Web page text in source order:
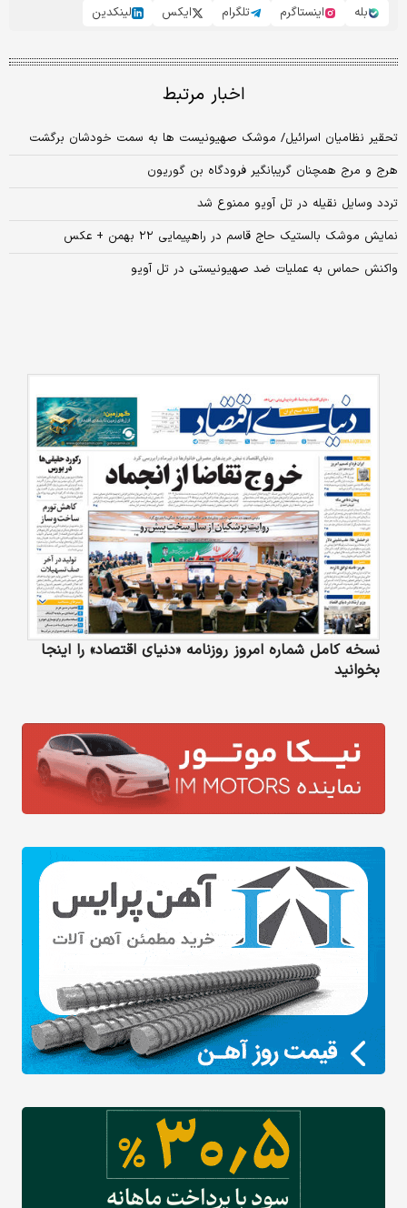
بله
اینستاگرم تلگرام ایکس لینکدین
اخبار مرتبط
تحقیر نظامیان اسرائیل/ موشک صهیونیست ها به سمت خودشان برگشت
هرج و مرج همچنان گریبانگیر فرودگاه بن گوریون
تردد وسایل نقیله در تل آویو ممنوع شد
نمایش موشک بالستیک حاج قاسم در راهپیمایی ۲۲ بهمن + عکس
واکنش حماس به عملیات ضد صهیونیستی در تل آویو
نسخه کامل شماره امروز روزنامه «دنیای‌ اقتصاد» را اینجا
بخوانید